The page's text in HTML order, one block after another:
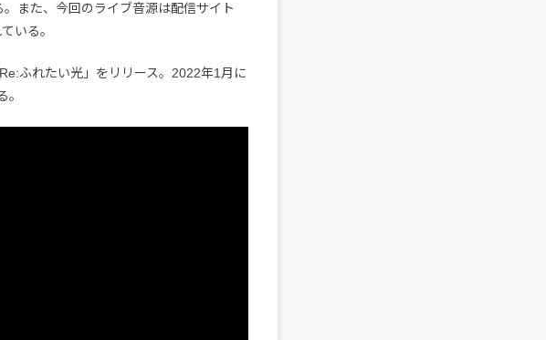
また、今回のライブ音源は配信サイト
いる。
ふれたい光」をリリース。2022年1月に